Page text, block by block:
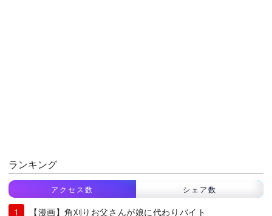
ランキング
アクセス数 シェア数
【漫画】角刈りお父さんが娘に代わりバイト